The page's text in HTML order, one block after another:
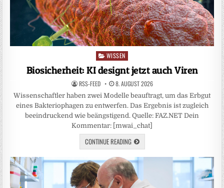
Posted
in
WISSEN
Biosicherheit: KI designt jetzt auch Viren
RSS-FEED 8. AUGUST 2026
Wissenschaftler haben zwei Modelle beauftragt, um das Erbgut
eines Bakteriophagen zu entwerfen. Das Ergebnis ist zugleich
beeindruckend wie beängstigend. Quelle: FAZ.NET Dein
Kommentar: [mwai_chat]
CONTINUE READING